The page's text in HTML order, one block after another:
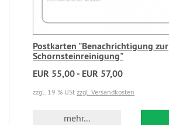
Postkarten "Benachrichtigung zur
Schornsteinreinigung"
EUR 55,00 - EUR 57,00
zzgl. 19 % USt zzgl. Versandkosten
mehr...